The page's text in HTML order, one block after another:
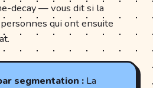
decay — vous dit si la
qui ont ensuite
segmentation :La